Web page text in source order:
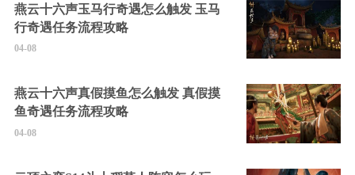
燕云十六声玉马行奇遇怎么触发 玉马
行奇遇任务流程攻略
04-08
燕云十六声真假摸鱼怎么触发 真假摸
鱼奇遇任务流程攻略
04-08